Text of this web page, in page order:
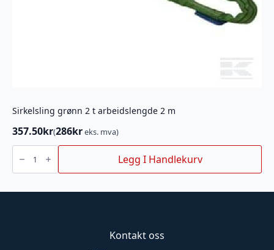
Sirkelsling grønn 2 t arbeidslengde 2 m
357.50kr(286kreks. mva)
Sirkelsling
t
m
Legg I Handlekurv
Kontakt oss